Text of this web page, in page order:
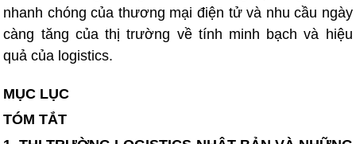
nhanh chóng của thương mại điện tử và nhu cầu ngày
càng tăng của thị trường về tính minh bạch và hiệu
quả của logistics.
MỤC LỤC
TÓM TẮT